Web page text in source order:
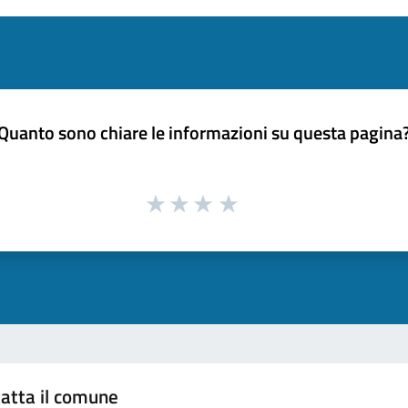
sono chiare le informazioni su questa
il comune